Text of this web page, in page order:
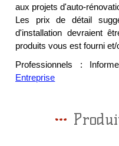
aux projets d'auto-
Les prix de détail
d'installation devraient
produits vous est fourni
Professionnels :
Entreprise